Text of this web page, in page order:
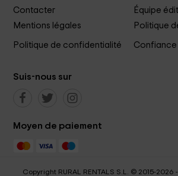
Contacter
Équipe
Mentions légales
Politique
Politique de confidentialité Confiance
Suis-nous sur
Moyen de paiement
Copyright RURAL RENTALS S.L. © 2015-2026